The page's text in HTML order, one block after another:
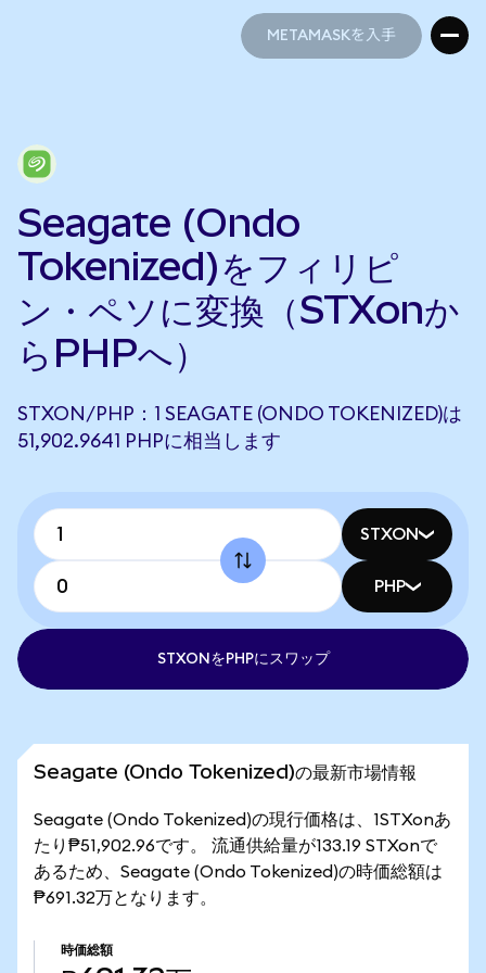
METAMASKを入手
Seagate (Ondo
Tokenized)をフィリピ
ン・ペソに変換（STXonか
らPHPへ）
STXON/PHP：1 SEAGATE (ONDO TOKENIZED)は
51,902.9641 PHPに相当します
STXON
PHP
STXONをPHPにスワップ
Seagate (Ondo Tokenized)の最新市場情報
Seagate (Ondo Tokenized)の現行価格は、1STXonあ
たり₱51,902.96です。 流通供給量が133.19 STXonで
あるため、Seagate (Ondo Tokenized)の時価総額は
₱691.32万となります。
時価総額